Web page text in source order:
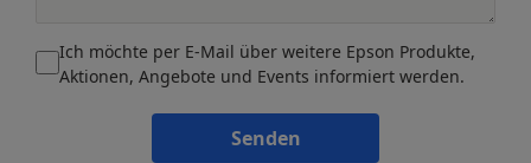
Ich möchte per E-Mail über weitere Epson Produkte,
Aktionen, Angebote und Events informiert werden.
Senden